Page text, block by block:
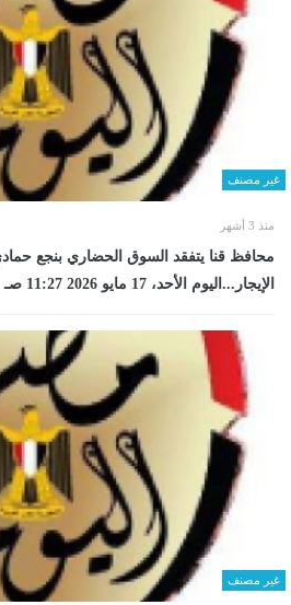
غير مصنف
منذ 3 أشهر
محافظ قنا يتفقد السوق الحضاري بنجع
الإيجار...اليوم الأحد، 17 مايو 2026 11:27 صـ
غير مصنف